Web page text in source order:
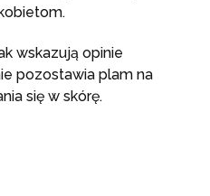
wskazują opinie
pozostawia plam na
się w skórę.